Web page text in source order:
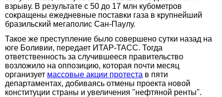
взрыву. В результате с 50 до 17 млн кубометров
сокращены ежедневные поставки газа в крупнейший
бразильский мегаполис Сан-Паулу.
Такое же преступление было совершено сутки назад на
юге Боливии, передает ИТАР-ТАСС. Тогда
ответственность за случившееся правительство
возложило на оппозицию, которая почти месяц
организует массовые акции протеста в пяти
департаментах, добиваясь отмены проекта новой
конституции страны и увеличения "нефтяной ренты".